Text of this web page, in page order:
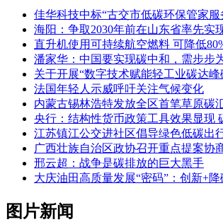
佳华科技中标“古交市低碳环保管家服
海阳：争取2030年前在山东省率先实
直升机使用可持续航空燃料 可降低
潘家华：中国要实现碳中和，需步步
关于开展“数字技术赋能轻工业碳达峰
法国年轻人示威呼吁关注气候变化
内蒙古锡林浩特发放全区首笔草原碳
央行：结构性货币政策工具效果显现
江苏镇江公交进社区倡导绿色低碳出
广西壮族自治区政协召开重点提案协
邢云超：战争是碳排放的巨大黑手
大庆油田高质量发展“密码”：创新+
图片新闻